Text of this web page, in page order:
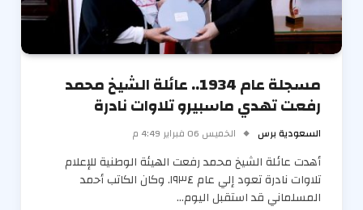
مسجلة عام 1934.. عائلة الشيخ محمد
رفعت تهدي ماسبيرو تلاوات نادرة
السعودية برس الخميس 06 فبراير 4:49 م
أهدت عائلة الشيخ محمد رفعت الهيئة الوطنية للإعلام
تلاوات نادرة تعود إلي عام ١٩٣٤. وكان الكاتب أحمد
المسلماني قد استقبل اليوم…